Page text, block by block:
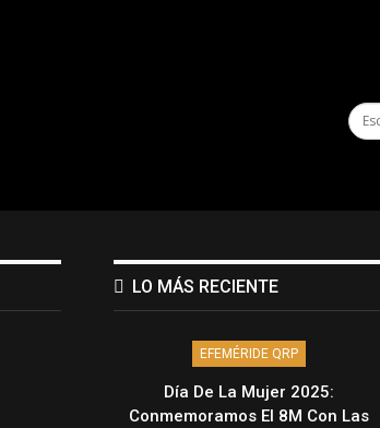
LO MÁS RECIENTE
EFEMÉRIDE QRP
Día De La Mujer 2025:
Conmemoramos El 8M Con Las